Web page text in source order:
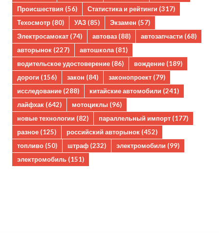
Происшествия (56) Статистика и рейтинги (317)
Техосмотр (80) УАЗ (85) Экзамен (57)
Электросамокат (74) автоваз (88) автозапчасти (68)
авторынок (227) автошкола(81)
водительское удостоверение (86) вождение (189)
дороги (156) закон (84) законопроект (79)
исследование (288) китайские автомобили (241)
лайфхак (642) мотоциклы (96)
новые технологии (82) параллельный импорт (177)
разное (125) российский авторынок (452)
топливо (50) штраф (232) электромобили (99)
электромобиль (151)